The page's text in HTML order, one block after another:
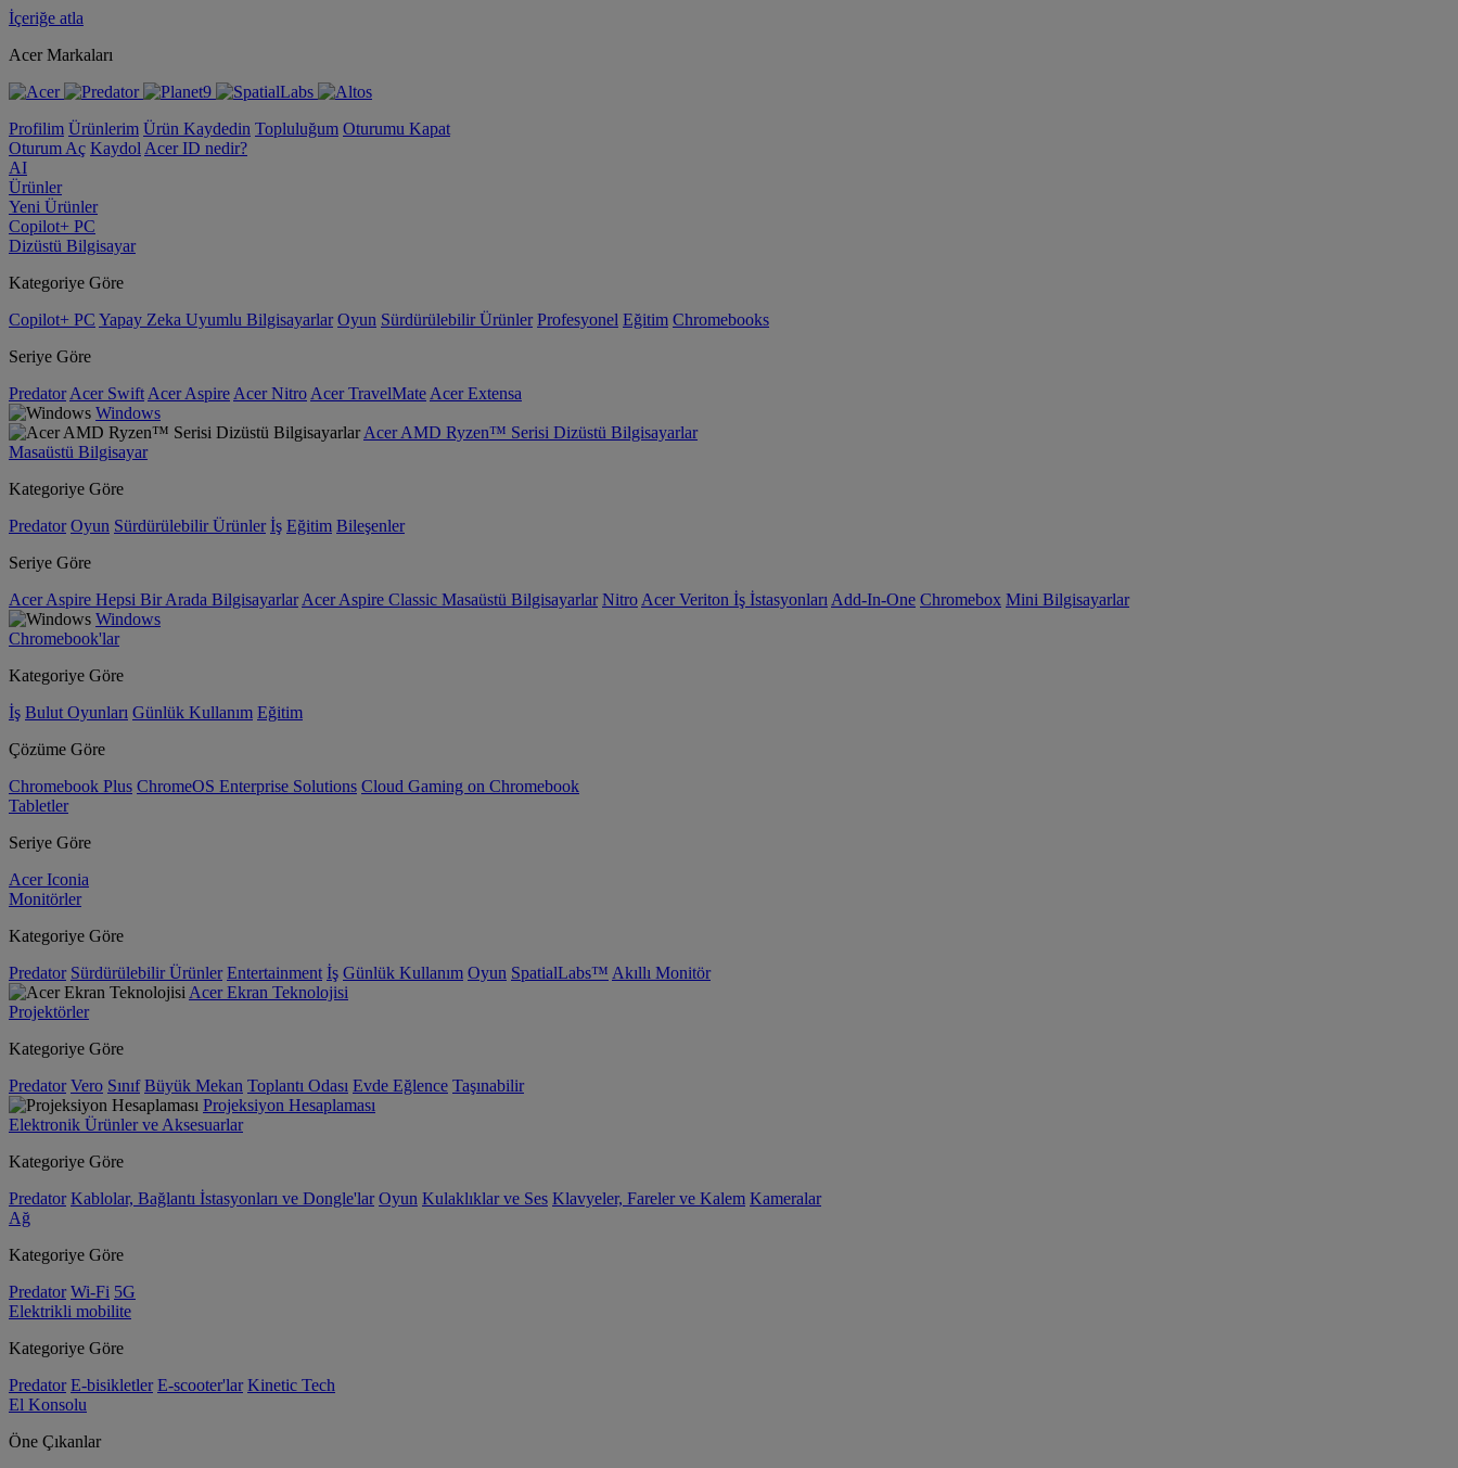
İçeriğe atla
Acer Markaları
Profilim Ürünlerim Ürün Kaydedin Topluluğum Oturumu Kapat
Oturum Aç Kaydol Acer ID nedir?
AI
Ürünler
Yeni Ürünler
Copilot+ PC
Dizüstü Bilgisayar
Kategoriye Göre
Copilot+ PC Yapay Zeka Uyumlu Bilgisayarlar Oyun Sürdürülebilir Ürünler Profesyonel Eğitim Chromebooks
Seriye Göre
Predator Acer Swift Acer Aspire Acer Nitro Acer TravelMate Acer Extensa
Windows
Acer AMD Ryzen™ Serisi Dizüstü Bilgisayarlar
Masaüstü Bilgisayar
Kategoriye Göre
Predator Oyun Sürdürülebilir Ürünler İş Eğitim Bileşenler
Seriye Göre
Acer Aspire Hepsi Bir Arada Bilgisayarlar Acer Aspire Classic Masaüstü Bilgisayarlar Nitro Acer Veriton İş İstasyonları Add-In-One Chromebox Mini Bilgisayarlar
Windows
Chromebook'lar
Kategoriye Göre
İş Bulut Oyunları Günlük Kullanım Eğitim
Çözüme Göre
Chromebook Plus ChromeOS Enterprise Solutions Cloud Gaming on Chromebook
Tabletler
Seriye Göre
Acer Iconia
Monitörler
Kategoriye Göre
Predator Sürdürülebilir Ürünler Entertainment İş Günlük Kullanım Oyun SpatialLabs™ Akıllı Monitör
Acer Ekran Teknolojisi
Projektörler
Kategoriye Göre
Predator Vero Sınıf Büyük Mekan Toplantı Odası Evde Eğlence Taşınabilir
Projeksiyon Hesaplaması
Elektronik Ürünler ve Aksesuarlar
Kategoriye Göre
Predator Kablolar, Bağlantı İstasyonları ve Dongle'lar Oyun Kulaklıklar ve Ses Klavyeler, Fareler ve Kalem Kameralar
Ağ
Kategoriye Göre
Predator Wi-Fi 5G
Elektrikli mobilite
Kategoriye Göre
Predator E-bisikletler E-scooter'lar Kinetic Tech
El Konsolu
Öne Çıkanlar